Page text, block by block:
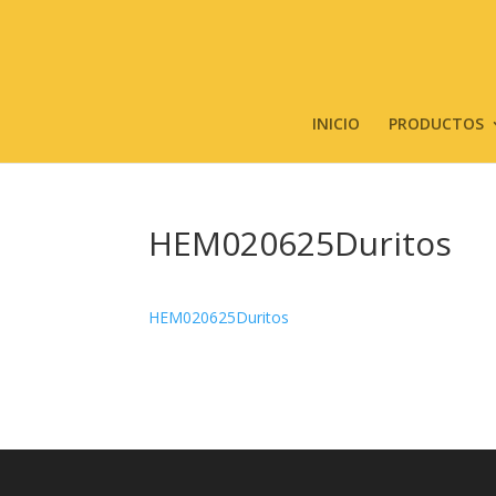
INICIO PRODUCTOS
HEM020625Duritos
HEM020625Duritos